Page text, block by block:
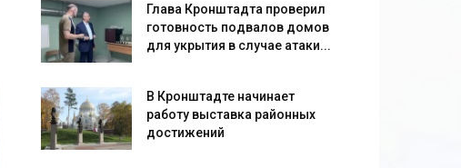
Глава Кронштадта проверил
готовность подвалов домов
для укрытия в случае атаки...
В Кронштадте начинает
работу выставка районных
достижений